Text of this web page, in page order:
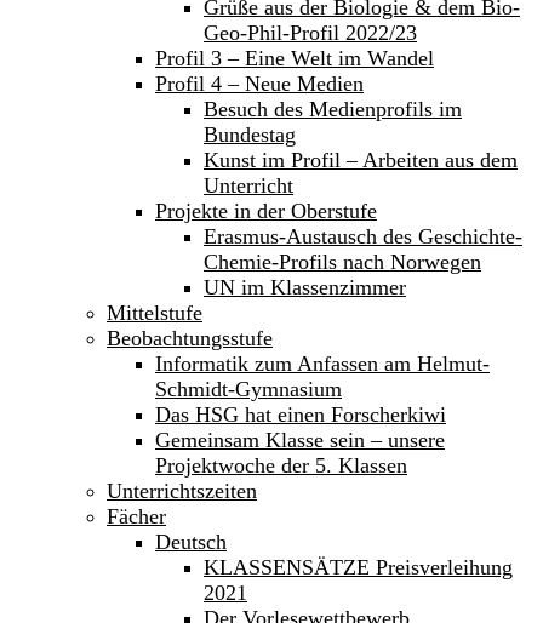
Grüße aus der Biologie & dem Bio-
Geo-Phil-Profil 2022/23
Profil 3 – Eine Welt im Wandel
Profil 4 – Neue Medien
Besuch des Medienprofils im
Bundestag
Kunst im Profil – Arbeiten aus dem
Unterricht
Projekte in der Oberstufe
Erasmus-Austausch des Geschichte-
Chemie-Profils nach Norwegen
UN im Klassenzimmer
Mittelstufe
Beobachtungsstufe
Informatik zum Anfassen am Helmut-
Schmidt-Gymnasium
Das HSG hat einen Forscherkiwi
Gemeinsam Klasse sein – unsere
Projektwoche der 5. Klassen
Unterrichtszeiten
Fächer
Deutsch
KLASSENSÄTZE Preisverleihung
2021